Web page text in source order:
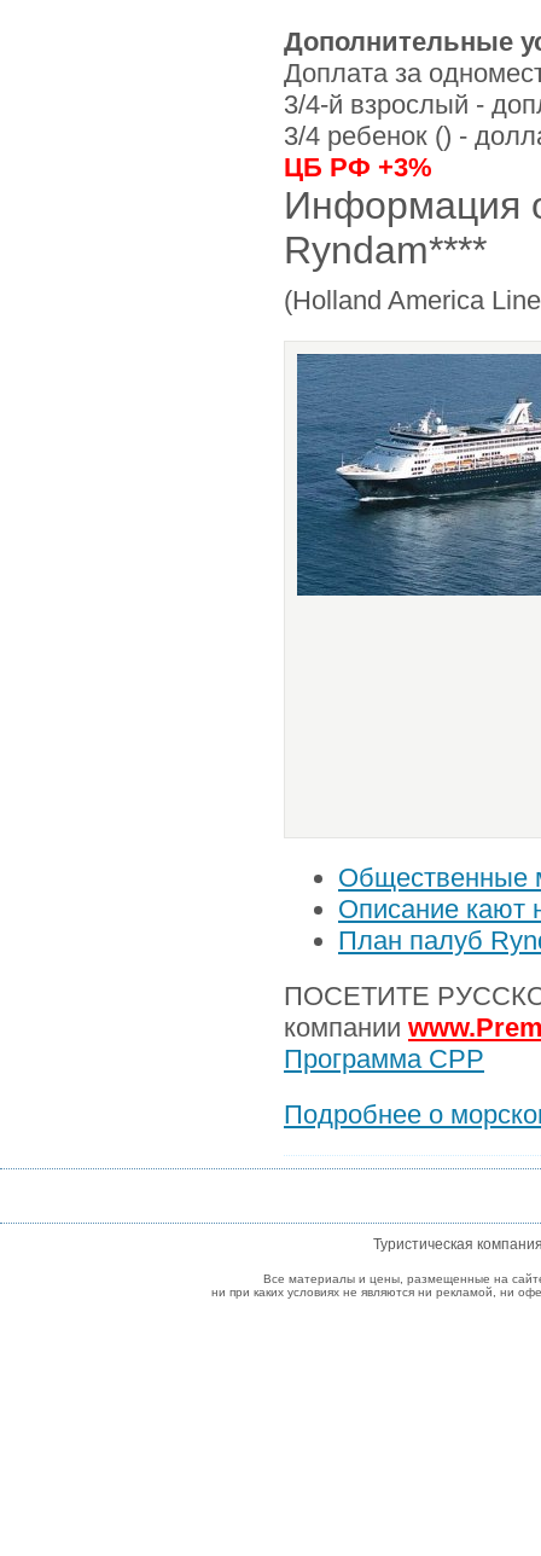
Дополнительные
Доплата за
3/4-й взрослый -
3/4 ребенок () -
ЦБ РФ +3%
Информация
Ryndam****
(Holland America
Общественные
Описание кают
План палуб
ПОСЕТИТЕ
компании
Программа CPP
Подробнее о
Туристическая
Все материалы и цены, размещенные на
ни при каких условиях не являются ни рекламой, ни